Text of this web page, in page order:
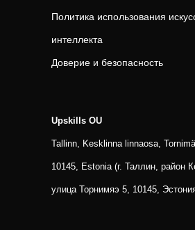
Политика использования
интеллекта
Доверие и безопасность
Upskills OU
Tallinn, Kesklinna linnaosa,
10145, Estonia (г. Таллин, район
улица Торнимяэ 5, 10145,